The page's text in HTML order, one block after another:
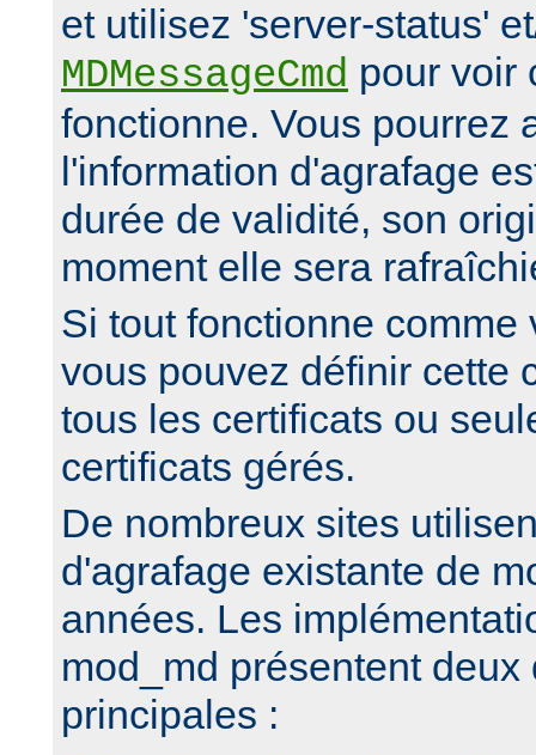
et utilisez 'server-status'
MDMessageCmd pour voir
fonctionne. Vous pourrez
l'information d'agrafage
durée de validité, son
moment elle sera
Si tout fonctionne comme
vous pouvez définir cette
tous les certificats ou
certificats gérés.
De nombreux sites
d'agrafage existante de
années. Les
mod_md présentent deux
principales :